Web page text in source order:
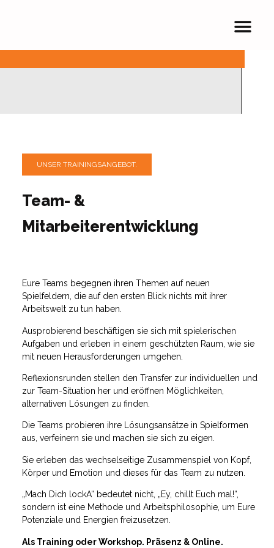
UNSER TRAININGSANGEBOT.
Team- &
Mitarbeiterentwicklung
Eure Teams begegnen ihren Themen auf neuen
Spielfeldern, die auf den ersten Blick nichts mit ihrer
Arbeitswelt zu tun haben.
Ausprobierend beschäftigen sie sich mit spielerischen
Aufgaben und erleben in einem geschützten Raum, wie sie
mit neuen Herausforderungen umgehen.
Reflexionsrunden stellen den Transfer zur individuellen und
zur Team-Situation her und eröffnen Möglichkeiten,
alternativen Lösungen zu finden.
Die Teams probieren ihre Lösungsansätze in Spielformen
aus, verfeinern sie und machen sie sich zu eigen.
Sie erleben das wechselseitige Zusammenspiel von Kopf,
Körper und Emotion und dieses für das Team zu nutzen.
„Mach Dich lockA“ bedeutet nicht, „Ey, chillt Euch mal!“,
sondern ist eine Methode und Arbeitsphilosophie, um Eure
Potenziale und Energien freizusetzen.
Als Training oder Workshop. Präsenz & Online.